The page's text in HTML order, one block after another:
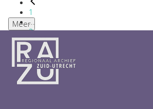
1
...
2
3
4
5
6
...
Meer